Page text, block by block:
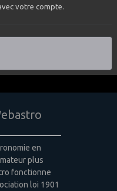
votre compte.
en
plus
fonctionne
loi 1901